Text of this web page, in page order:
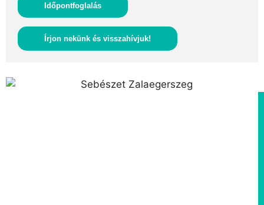
Időpontfoglalás
Írjon nekünk és visszahívjuk!